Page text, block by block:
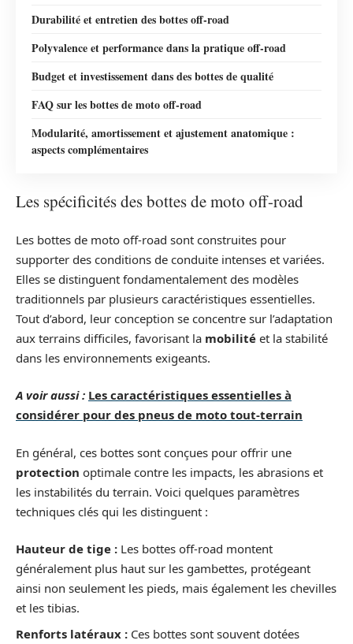
Durabilité et entretien des bottes off-road
Polyvalence et performance dans la pratique off-road
Budget et investissement dans des bottes de qualité
FAQ sur les bottes de moto off-road
Modularité, amortissement et ajustement anatomique :
aspects complémentaires
Les spécificités des bottes de moto off-road
Les bottes de moto off-road sont construites pour
supporter des conditions de conduite intenses et variées.
Elles se distinguent fondamentalement des modèles
traditionnels par plusieurs caractéristiques essentielles.
Tout d’abord, leur conception se concentre sur l’adaptation
aux terrains difficiles, favorisant la mobilité et la stabilité
dans les environnements exigeants.
A voir aussi : Les caractéristiques essentielles à
considérer pour des pneus de moto tout-terrain
En général, ces bottes sont conçues pour offrir une
protection optimale contre les impacts, les abrasions et
les instabilités du terrain. Voici quelques paramètres
techniques clés qui les distinguent :
Hauteur de tige : Les bottes off-road montent
généralement plus haut sur les gambettes, protégeant
ainsi non seulement les pieds, mais également les chevilles
et les tibias.
Renforts latéraux : Ces bottes sont souvent dotées